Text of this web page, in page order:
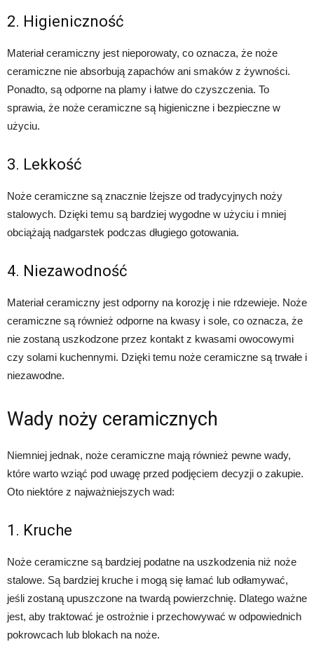
2. Higieniczność
Materiał ceramiczny jest nieporowaty, co oznacza, że noże
ceramiczne nie absorbują zapachów ani smaków z żywności.
Ponadto, są odporne na plamy i łatwe do czyszczenia. To
sprawia, że noże ceramiczne są higieniczne i bezpieczne w
użyciu.
3. Lekkość
Noże ceramiczne są znacznie lżejsze od tradycyjnych noży
stalowych. Dzięki temu są bardziej wygodne w użyciu i mniej
obciążają nadgarstek podczas długiego gotowania.
4. Niezawodność
Materiał ceramiczny jest odporny na korozję i nie rdzewieje. Noże
ceramiczne są również odporne na kwasy i sole, co oznacza, że
nie zostaną uszkodzone przez kontakt z kwasami owocowymi
czy solami kuchennymi. Dzięki temu noże ceramiczne są trwałe i
niezawodne.
Wady noży ceramicznych
Niemniej jednak, noże ceramiczne mają również pewne wady,
które warto wziąć pod uwagę przed podjęciem decyzji o zakupie.
Oto niektóre z najważniejszych wad:
1. Kruche
Noże ceramiczne są bardziej podatne na uszkodzenia niż noże
stalowe. Są bardziej kruche i mogą się łamać lub odłamywać,
jeśli zostaną upuszczone na twardą powierzchnię. Dlatego ważne
jest, aby traktować je ostrożnie i przechowywać w odpowiednich
pokrowcach lub blokach na noże.